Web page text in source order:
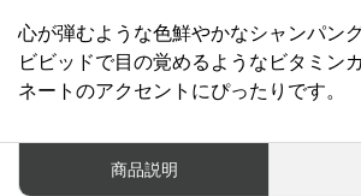
心が弾むような色鮮やかなシャンパング
ビビッドで目の覚めるようなビタミン
ネートのアクセントにぴったりです。
商品説明